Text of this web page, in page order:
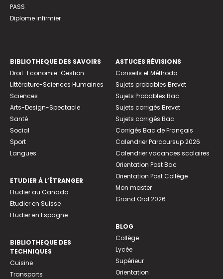
PASS
Diplome infirmier
BIBLIOTHEQUE DES SAVOIRS
Droit-Economie-Gestion
Littérature-Sciences Humaines
Sciences
Arts-Design-Spectacle
Santé
Social
Sport
Langues
ETUDIER À L’ÉTRANGER
Etudier au Canada
Etudier en Suisse
Etudier en Espagne
BIBLIOTHEQUE DES
TECHNIQUES
Cuisine
Transports
ASTUCES RÉVISIONS
Conseils et Méthodo
Sujets probables Brevet
Sujets Probables Bac
Sujets corrigés Brevet
Sujets corrigés Bac
Corrigés Bac de Français
Calendrier Parcoursup 2026
Calendrier vacances scolaires
Orientation Post Bac
Orientation Post Collège
Mon master
Grand Oral 2026
BLOG
Collège
Lycée
Supérieur
Orientation